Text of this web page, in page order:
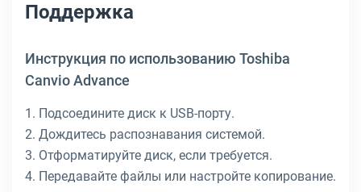
Поддержка
Инструкция по использованию Toshiba
Canvio Advance
1. Подсоедините диск к USB-порту.
2. Дождитесь распознавания системой.
3. Отформатируйте диск, если требуется.
4. Передавайте файлы или настройте копирование.